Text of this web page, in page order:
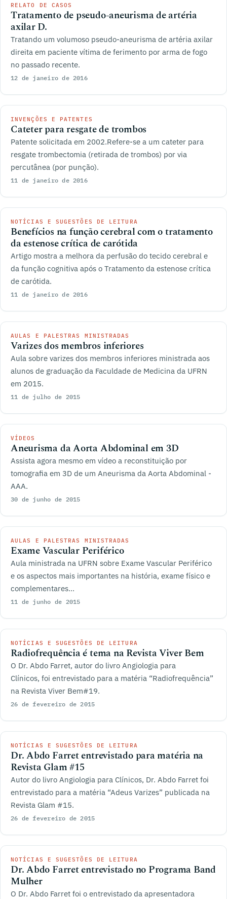
RELATO DE CASOS
Tratamento de pseudo-aneurisma de artéria
axilar D.
Tratando um volumoso pseudo-aneurisma de artéria axilar
direita em paciente vítima de ferimento por arma de fogo
no passado recente.
12 de janeiro de 2016
INVENÇÕES E PATENTES
Cateter para resgate de trombos
Patente solicitada em 2002.Refere-se a um cateter para
resgate trombectomia (retirada de trombos) por via
percutânea (por punção).
11 de janeiro de 2016
NOTÍCIAS E SUGESTÕES DE LEITURA
Benefícios na função cerebral com o tratamento
da estenose crítica de carótida
Artigo mostra a melhora da perfusão do tecido cerebral e
da função cognitiva após o Tratamento da estenose crítica
de carótida.
11 de janeiro de 2016
AULAS E PALESTRAS MINISTRADAS
Varizes dos membros inferiores
Aula sobre varizes dos membros inferiores ministrada aos
alunos de graduação da Faculdade de Medicina da UFRN
em 2015.
11 de julho de 2015
VÍDEOS
Aneurisma da Aorta Abdominal em 3D
Assista agora mesmo em vídeo a reconstituição por
tomografia em 3D de um Aneurisma da Aorta Abdominal -
AAA.
30 de junho de 2015
AULAS E PALESTRAS MINISTRADAS
Exame Vascular Periférico
Aula ministrada na UFRN sobre Exame Vascular Periférico
e os aspectos mais importantes na história, exame físico e
complementares...
11 de junho de 2015
NOTÍCIAS E SUGESTÕES DE LEITURA
Radiofrequência é tema na Revista Viver Bem
O Dr. Abdo Farret, autor do livro Angiologia para
Clínicos, foi entrevistado para a matéria “Radiofrequência”
na Revista Viver Bem#19.
26 de fevereiro de 2015
NOTÍCIAS E SUGESTÕES DE LEITURA
Dr. Abdo Farret entrevistado para matéria na
Revista Glam #15
Autor do livro Angiologia para Clínicos, Dr. Abdo Farret foi
entrevistado para a matéria “Adeus Varizes” publicada na
Revista Glam #15.
26 de fevereiro de 2015
NOTÍCIAS E SUGESTÕES DE LEITURA
Dr. Abdo Farret entrevistado no Programa Band
Mulher
O Dr. Abdo Farret foi o entrevistado da apresentadora